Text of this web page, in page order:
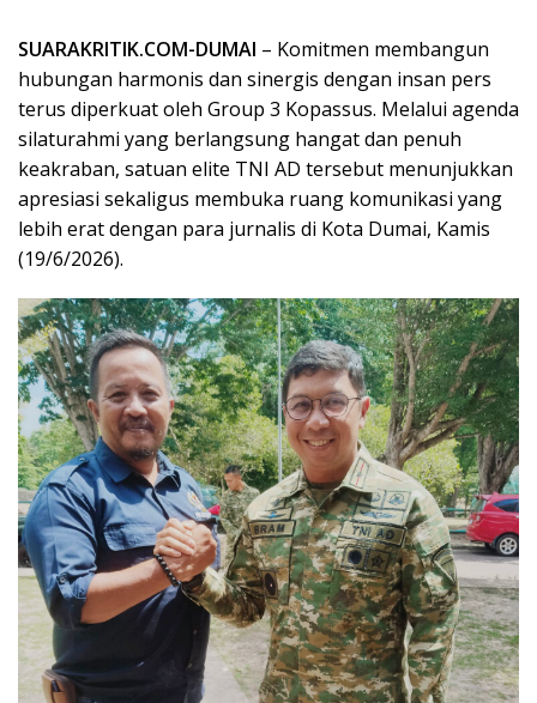
SUARAKRITIK.COM-DUMAI – Komitmen membangun
hubungan harmonis dan sinergis dengan insan pers
terus diperkuat oleh Group 3 Kopassus. Melalui agenda
silaturahmi yang berlangsung hangat dan penuh
keakraban, satuan elite TNI AD tersebut menunjukkan
apresiasi sekaligus membuka ruang komunikasi yang
lebih erat dengan para jurnalis di Kota Dumai, Kamis
(19/6/2026).